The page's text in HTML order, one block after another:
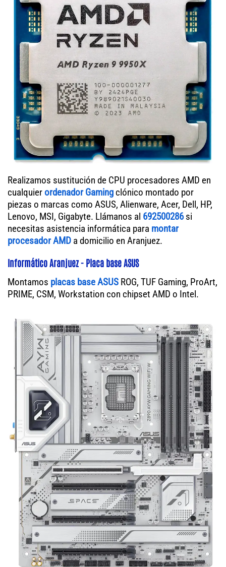
Realizamos sustitución de CPU procesadores AMD en
cualquierordenador Gaming clónico montado por
piezas o marcas como ASUS, Alienware, Acer, Dell, HP,
Lenovo, MSI, Gigabyte. Llámanos al 692500286si
necesitas asistencia informática para montar
procesador AMD a domicilio en Aranjuez.
Informático Aranjuez - Placa base ASUS
Montamos placas base ASUS ROG, TUF Gaming, ProArt,
PRIME, CSM, Workstation con chipset AMD o Intel.